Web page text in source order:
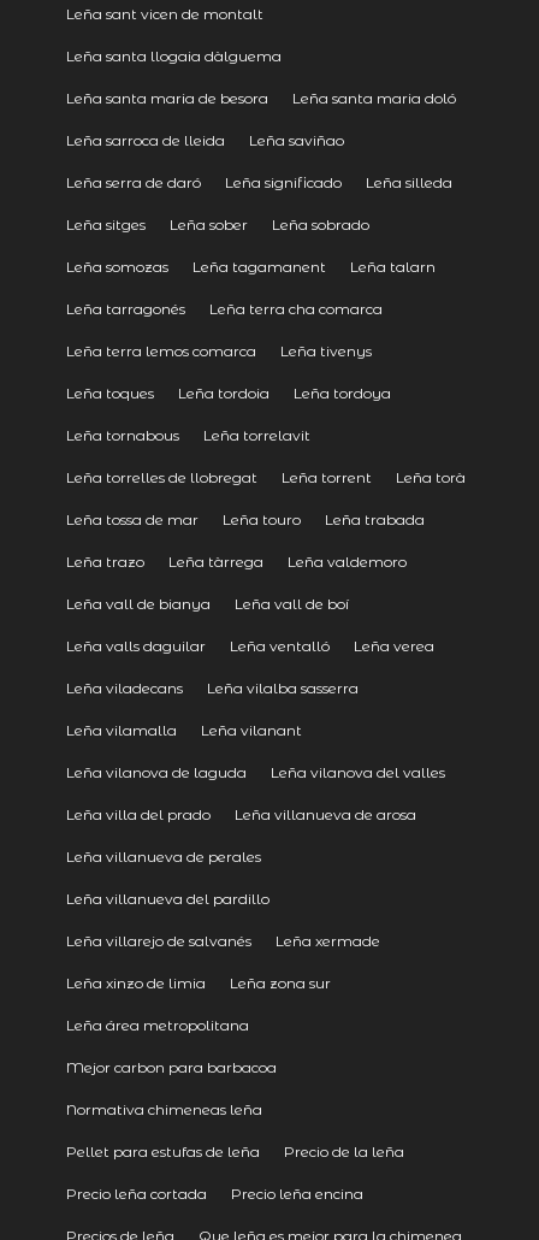
Leña sant vicen de montalt
Leña santa llogaia dàlguema
Leña santa maria de besora Leña santa maria doló
Leña sarroca de lleida Leña saviñao
Leña serra de daró Leña significado Leña silleda
Leña sitges Leña sober Leña sobrado
Leña somozas Leña tagamanent Leña talarn
Leña tarragonés Leña terra cha comarca
Leña terra lemos comarca Leña tivenys
Leña toques Leña tordoia Leña tordoya
Leña tornabous Leña torrelavit
Leña torrelles de llobregat Leña torrent Leña torà
Leña tossa de mar Leña touro Leña trabada
Leña trazo Leña tàrrega Leña valdemoro
Leña vall de bianya Leña vall de boí
Leña valls daguilar Leña ventalló Leña verea
Leña viladecans Leña vilalba sasserra
Leña vilamalla Leña vilanant
Leña vilanova de laguda Leña vilanova del valles
Leña villa del prado Leña villanueva de arosa
Leña villanueva de perales
Leña villanueva del pardillo
Leña villarejo de salvanés Leña xermade
Leña xinzo de limia Leña zona sur
Leña área metropolitana
Mejor carbon para barbacoa
Normativa chimeneas leña
Pellet para estufas de leña Precio de la leña
Precio leña cortada Precio leña encina
Precios de leña Que leña es mejor para la chimenea